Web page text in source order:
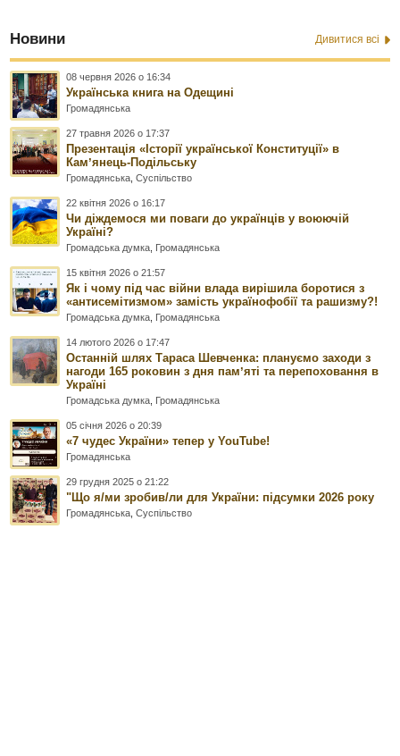
Новини Дивитися всі
08 червня 2026 о 16:34
Українська книга на Одещині
Громадянська
27 травня 2026 о 17:37
Презентація «Історії української Конституції» в
Камʼянець-Подільську
Громадянська ,Суспільство
22 квітня 2026 о 16:17
Чи діждемося ми поваги до українців у воюючій
Україні?
Громадська думка Громадянська
15 квітня 2026 о 21:57
Як і чому під час війни влада вирішила боротися з
«антисемітизмом» замість українофобії та рашизму?!
Громадська думка Громадянська
14 лютого 2026 о 17:47
Останній шлях Тараса Шевченка: плануємо заходи з
нагоди 165 роковин з дня памʼяті та перепоховання в
Україні
Громадська думка Громадянська
05 січня 2026 о 20:39
«7 чудес України» тепер у YouTube!
Громадянська
29 грудня 2025 о 21:22
"Що я/ми зробив/ли для України: підсумки 2026 року
Громадянська ,Суспільство